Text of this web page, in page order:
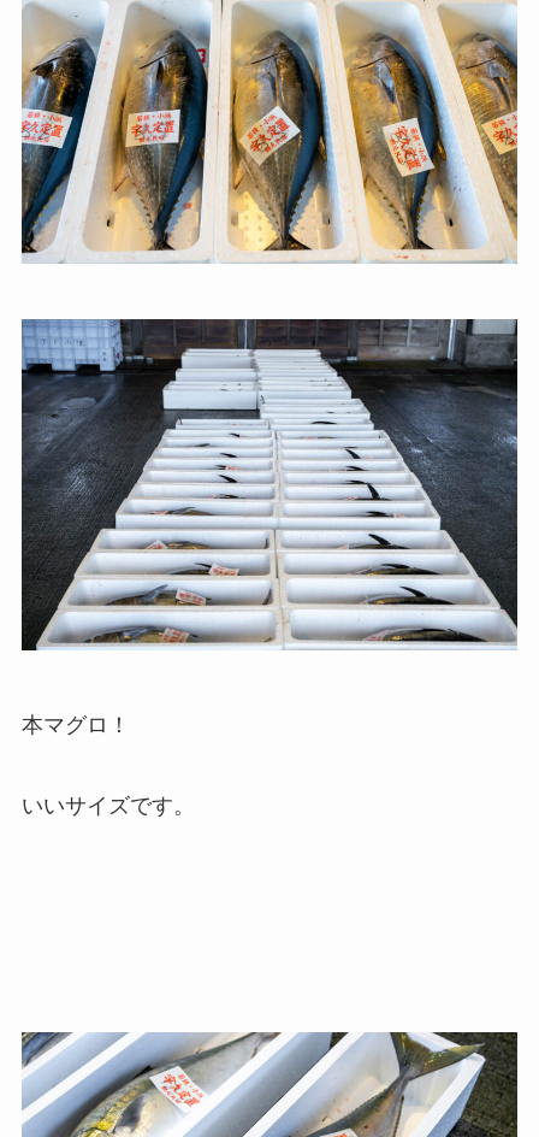
本マグロ！
いいサイズです。